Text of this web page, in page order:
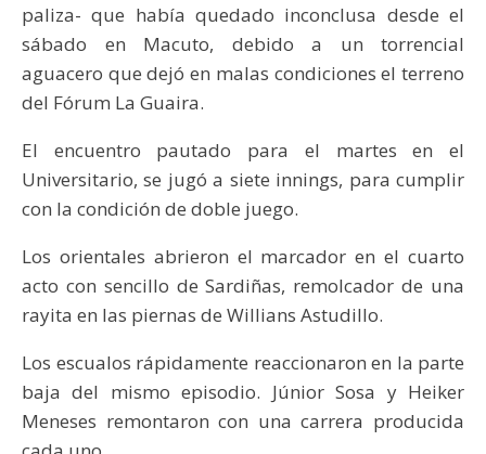
paliza- que había quedado inconclusa desde el
sábado en Macuto, debido a un torrencial
aguacero que dejó en malas condiciones el terreno
del Fórum La Guaira.
El encuentro pautado para el martes en el
Universitario, se jugó a siete innings, para cumplir
con la condición de doble juego.
Los orientales abrieron el marcador en el cuarto
acto con sencillo de Sardiñas, remolcador de una
rayita en las piernas de Willians Astudillo.
Los escualos rápidamente reaccionaron en la parte
baja del mismo episodio. Júnior Sosa y Heiker
Meneses remontaron con una carrera producida